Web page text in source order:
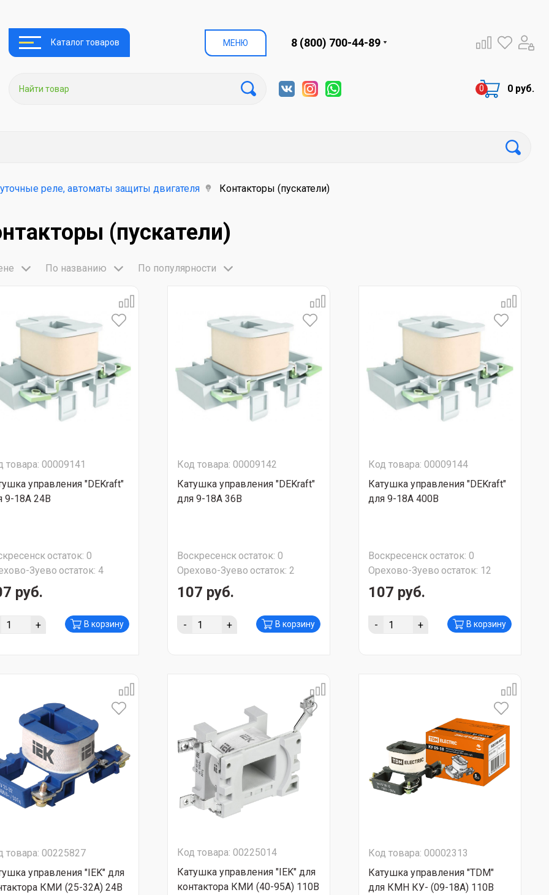
Каталог товаров МЕНЮ 8 (800) 700-44-89
0 руб.
реле, автоматы защиты двигателя Контакторы (пускатели)
(пускатели)
По названию По популярности
товара: 00009141
управления "DEKraft"
9-18А 24В
остаток: 0
Зуево остаток: 4
руб.
+ В корзину
Код товара: 00009142
Катушка управления "DEKraft"
для 9-18А 36В
Воскресенскостаток: 0
Орехово-Зуево остаток: 2
107 руб.
- + В корзину
Код товара: 00009144
Катушка управления "DEKraft"
для 9-18А 400В
Воскресенскостаток: 0
Орехово-Зуево остаток: 12
107 руб.
- + В корзину
товара: 00225827
управления "IEK" для
КМИ (25-32А) 24В
Код товара: 00225014
Катушка управления "IEK" для
контактора КМИ (40-95А) 110В
Код товара: 00002313
Катушка управления "TDM"
для КМН КУ- (09-18А) 110В